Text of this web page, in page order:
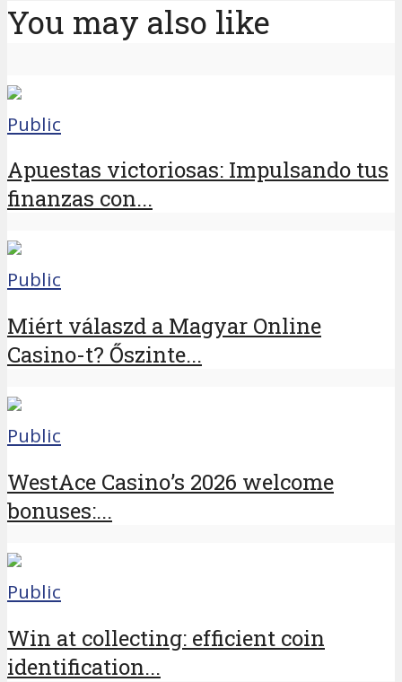
You may also like
Public
Apuestas victoriosas: Impulsando tus
finanzas con...
Public
Miért válaszd a Magyar Online
Casino-t? Őszinte...
Public
WestAce Casino’s 2026 welcome
bonuses:...
Public
Win at collecting: efficient coin
identification...